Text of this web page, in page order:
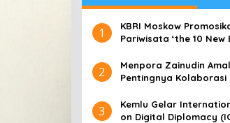
1
​KBRI Moskow
Pariwisata ‘the 10 New
2
​Menpora Zainudin
Pentingnya Kolaborasi
3
​Kemlu Gelar
on Digital Diplomacy